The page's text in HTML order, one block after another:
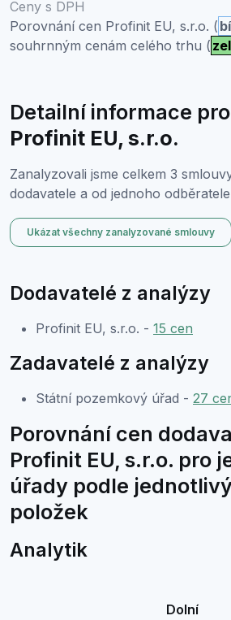
End of interactive chart.
Ceny s DPH
Porovnání cen Profinit EU, s.r.o. (
souhrnným cenám celého trhu (
Detailní informace
Profinit EU, s.r.o.
Zanalyzovali jsme celkem 3
dodavatele a od jednoho
Ukázat všechny zanalyzované smlouvy
Dodavatelé z analýzy
Profinit EU, s.r.o. - 15 cen
Zadavatelé z analýzy
Státní pozemkový úřad - 27
Porovnání cen
Profinit EU, s.r.o. pro
úřady podle
položek
Analytik
Dolní